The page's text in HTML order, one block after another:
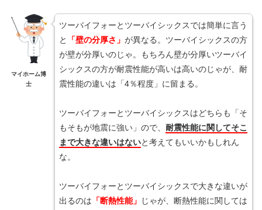
マイホーム博
士
ツーバイフォーとツーバイシックスでは簡単に言う
と
「壁の分厚さ」 が異なる。ツーバイシックスの方
が壁が分厚いのじゃ。もちろん壁が分厚いツーバイ
シックスの方が耐震性能が高いは高いのじゃが、耐
震性能の違いは「4％程度」に留まる。
ツーバイフォーとツーバイシックスはどちらも「そ
もそもが地震に強い」ので、 耐震性能に関してそこ
まで大きな違いはないと考えてもいいかもしれん
な。
ツーバイフォーとツーバイシックスで大きな違いが
出るのは 「断熱性能」
じゃが、断熱性能に関しては